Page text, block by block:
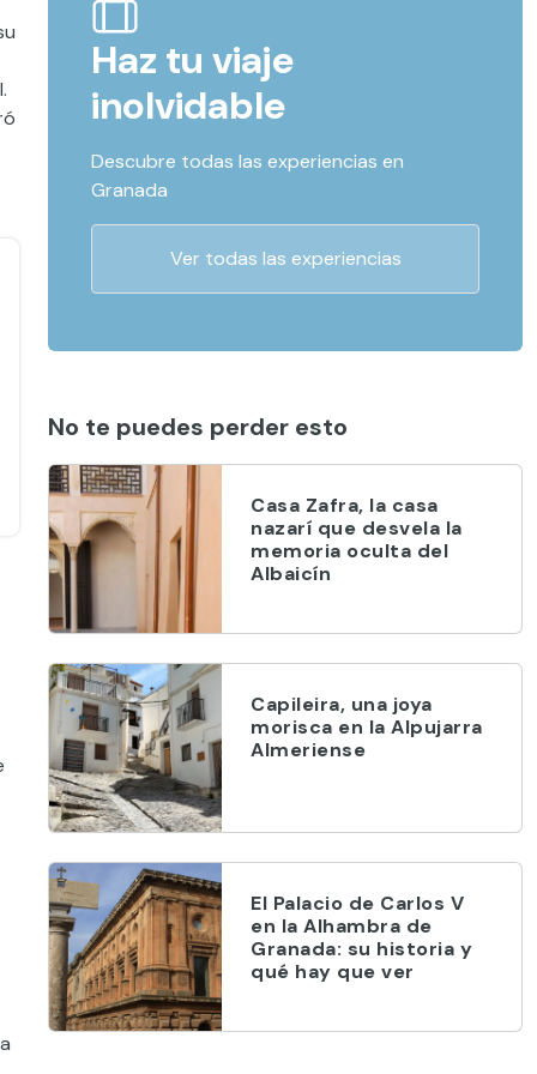
Haz tu viaje
inolvidable
Descubre todas las experiencias en
Granada
Ver todas las experiencias
No te puedes perder esto
Casa Zafra, la casa
nazarí que desvela la
memoria oculta del
Albaicín
Capileira, una joya
morisca en la Alpujarra
Almeriense
El Palacio de Carlos V
en la Alhambra de
Granada: su historia y
qué hay que ver